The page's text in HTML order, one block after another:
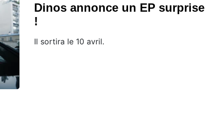
Dinos annonce un EP surprise
!
Il sortira le 10 avril.